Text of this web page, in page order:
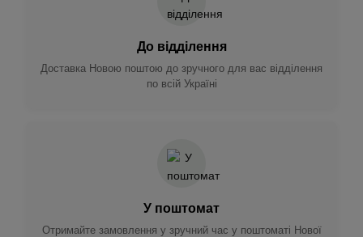
До відділення
Доставка Новою поштою до зручного для вас відділення
по всій Україні
У поштомат
Отримайте замовлення у зручний час у поштоматі Нової